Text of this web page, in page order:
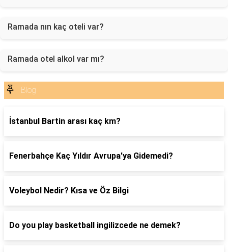
Ramada nın kaç oteli var?
Ramada otel alkol var mı?
Blog
İstanbul Bartin arası kaç km?
Fenerbahçe Kaç Yıldır Avrupa'ya Gidemedi?
Voleybol Nedir? Kısa ve Öz Bilgi
Do you play basketball ingilizcede ne demek?